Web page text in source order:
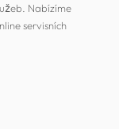
Nabízíme
servisních